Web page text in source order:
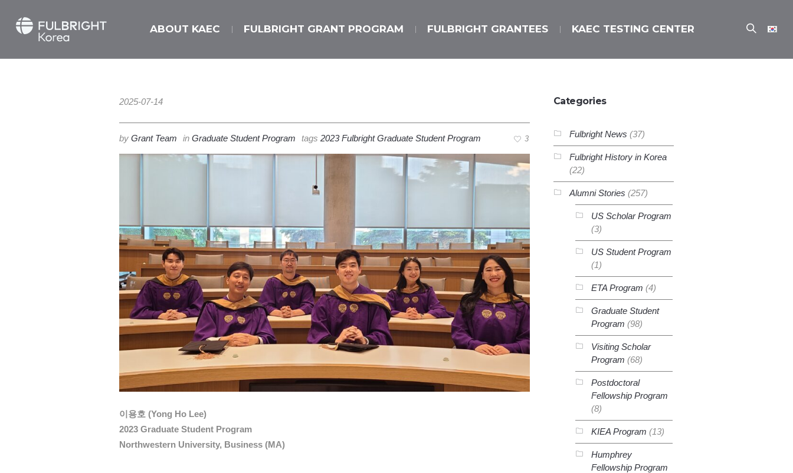
ABOUT KAEC FULBRIGHT GRANT PROGRAM FULBRIGHT GRANTEES KAEC TESTING CENTER
2025-07-14
by Grant Team in Graduate Student Program tags 2023 Fulbright Graduate Student Program 3
이용호 (Yong Ho Lee)
2023 Graduate Student Program
Northwestern University, Business (MA)
Categories
Fulbright News (37)
Fulbright History in Korea
(22)
Alumni Stories (257)
US Scholar Program
(3)
US Student Program
(1)
ETA Program (4)
Graduate Student
Program (98)
Visiting Scholar
Program (68)
Postdoctoral
Fellowship Program
(8)
KIEA Program (13)
Humphrey
Fellowship Program